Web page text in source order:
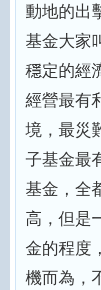
動地的出
基金大家
穩定的經
經營最有
境，最災
子基金最
基金，全
高，但是
金的程度
機而為，